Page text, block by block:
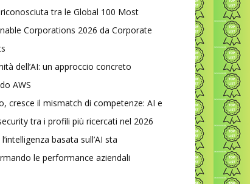
tra le Global 100 Most
Corporations 2026 da Corporate
dell’AI: un approccio concreto
AWS
cresce il mismatch di competenze: AI e
tra i profili più ricercati nel 2026
basata sull’AI sta
le performance aziendali